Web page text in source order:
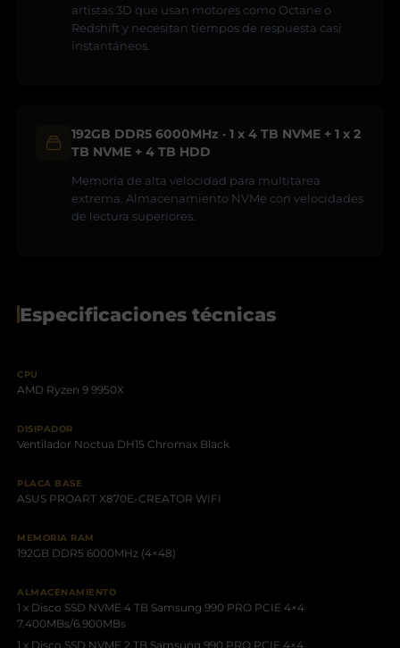
artistas 3D que usan motores como Octane o
Redshift y necesitan tiempos de respuesta casi
instantáneos.
192GB DDR5 6000MHz · 1 x 4 TB NVME + 1 x 2
TB NVME + 4 TB HDD
Memoria de alta velocidad para multitarea
extrema. Almacenamiento NVMe con velocidades
de lectura superiores.
Especificaciones técnicas
CPU
AMD Ryzen 9 9950X
DISIPADOR
Ventilador Noctua DH15 Chromax Black
PLACA BASE
ASUS PROART X870E-CREATOR WIFI
MEMORIA RAM
192GB DDR5 6000MHz (4×48)
ALMACENAMIENTO
1 x Disco SSD NVME 4 TB Samsung 990 PRO PCIE 4×4
7.400MBs/6.900MBs
1 x Disco SSD NVME 2 TB Samsung 990 PRO PCIE 4×4